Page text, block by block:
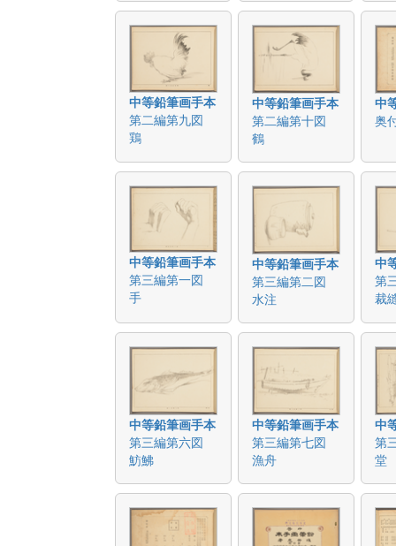
中等鉛筆画手本
第二編第九図
鶏
中等鉛筆画手本
第二編第十図
鶴
中
奥
中等鉛筆画手本
第三編第一図
手
中等鉛筆画手本
第三編第二図
水注
中
第
裁
中等鉛筆画手本
第三編第六図
魴鮄
中等鉛筆画手本
第三編第七図
漁舟
中
第
堂